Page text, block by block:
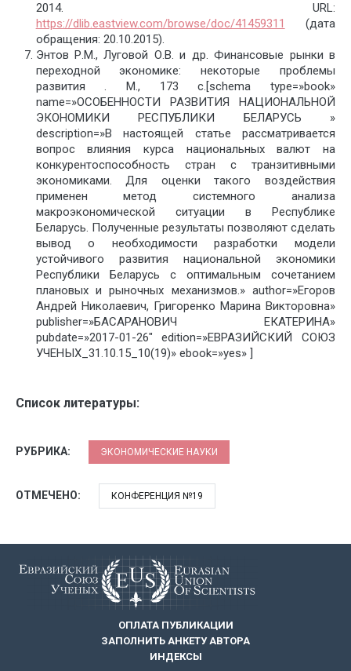
2014. URL:
https://dlib.eastview.com/browse/doc/41459311
(дата
обращения: 20.10.2015).
Энтов Р.М., Луговой О.В. и др. Финансовые рынки в
переходной экономике: некоторые проблемы
развития . М., 173 с.[schema type=»book»
name=»ОСОБЕННОСТИ РАЗВИТИЯ НАЦИОНАЛЬНОЙ
ЭКОНОМИКИ РЕСПУБЛИКИ БЕЛАРУСЬ »
description=»В настоящей статье рассматривается
вопрос влияния курса национальных валют на
конкурентоспособность стран с транзитивными
экономиками. Для оценки такого воздействия
применен метод системного анализа
макроэкономической ситуации в Республике
Беларусь. Полученные результаты позволяют сделать
вывод о необходимости разработки модели
устойчивого развития национальной экономики
Республики Беларусь с оптимальным сочетанием
плановых и рыночных механизмов.» author=»Егоров
Андрей Николаевич, Григоренко Марина Викторовна»
publisher=»БАСАРАНОВИЧ ЕКАТЕРИНА»
pubdate=»2017-01-26″ edition=»ЕВРАЗИЙСКИЙ СОЮЗ
УЧЕНЫХ_31.10.15_10(19)» ebook=»yes» ]
Список литературы:
РУБРИКА: ЭКОНОМИЧЕСКИЕ НАУКИ
ОТМЕЧЕНО: КОНФЕРЕНЦИЯ №19
ОПЛАТА ПУБЛИКАЦИИ
ЗАПОЛНИТЬ АНКЕТУ АВТОРА
ИНДЕКСЫ